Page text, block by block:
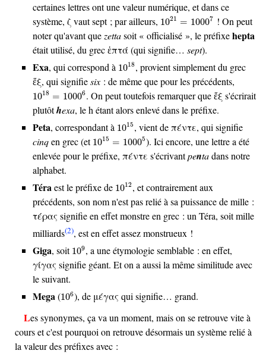
certaines lettres ont une valeur numérique, et dans ce
système, ζ vaut sept ; par ailleurs, 1021 = 10007
1021 10007
! On peut
noter qu'avant que zettasoit « officialisé », le préfixehepta
était utilisé, du grec ἑπτά (qui signifie… sept).
Exa, qui correspond à 1018
1018, provient simplement du grec
ἕξ, qui signifiesix : de même que pour les précédents,
1018 = 10006
1018 10006 . On peut toutefois remarquer que ἕξ s'écrirait
plutôthexa, le h étant alors enlevé dans le préfixe.
Peta, correspondant à 1015
1015, vient de πέντε, qui signifie
cinqen grec (et 1015 = 10005
1015 10005 ). Ici encore, une lettre a été
enlevée pour le préfixe, πέντε s'écrivantpentadans notre
alphabet.
Téraest le préfixe de 1012
1012, et contrairement aux
précédents, son nom n'est pas relié à sa puissance de mille :
τέρας signifie en effet monstre en grec : un Téra, soit mille
milliards(2), est en effet assez monstrueux !
Giga, soit 109
109, a une étymologie semblable : en effet,
γίγας signifie géant. Et on a aussi la même similitude avec
le suivant.
Mega(106
106), de μέγας qui signifie… grand.
Les synonymes, ça va un moment, mais on se retrouve vite à
cours et c'est pourquoi on retrouve désormais un système relié à
la valeur des préfixes avec :